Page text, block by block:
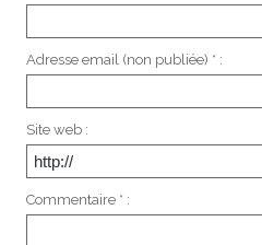
Adresse email (non publiée) * :
Site web :
Commentaire * :